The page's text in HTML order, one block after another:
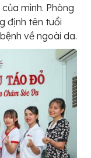
mình. Phòng
định tên tuổi
về ngoài da.